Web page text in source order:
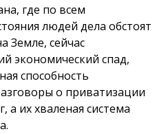
где по всем
людей дела обстоят
Земле, сейчас
экономический спад,
способность
о приватизации
а их хваленая система